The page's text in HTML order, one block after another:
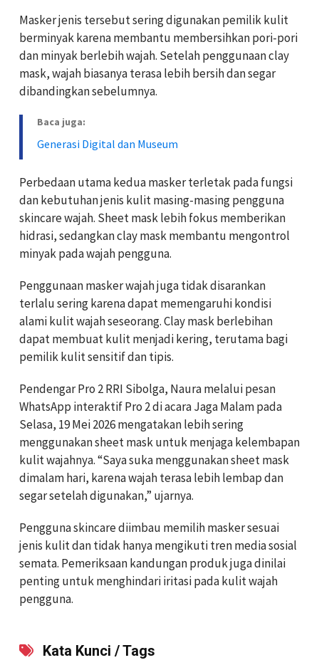
Masker jenis tersebut sering digunakan pemilik kulit
berminyak karena membantu membersihkan pori-pori
dan minyak berlebih wajah. Setelah penggunaan clay
mask, wajah biasanya terasa lebih bersih dan segar
dibandingkan sebelumnya.
Baca juga:
Generasi Digital dan Museum
Perbedaan utama kedua masker terletak pada fungsi
dan kebutuhan jenis kulit masing-masing pengguna
skincare wajah. Sheet mask lebih fokus memberikan
hidrasi, sedangkan clay mask membantu mengontrol
minyak pada wajah pengguna.
Penggunaan masker wajah juga tidak disarankan
terlalu sering karena dapat memengaruhi kondisi
alami kulit wajah seseorang. Clay mask berlebihan
dapat membuat kulit menjadi kering, terutama bagi
pemilik kulit sensitif dan tipis.
Pendengar Pro 2 RRI Sibolga, Naura melalui pesan
WhatsApp interaktif Pro 2 di acara Jaga Malam pada
Selasa, 19 Mei 2026 mengatakan lebih sering
menggunakan sheet mask untuk menjaga kelembapan
kulit wajahnya. “Saya suka menggunakan sheet mask
dimalam hari, karena wajah terasa lebih lembap dan
segar setelah digunakan,” ujarnya.
Pengguna skincare diimbau memilih masker sesuai
jenis kulit dan tidak hanya mengikuti tren media sosial
semata. Pemeriksaan kandungan produk juga dinilai
penting untuk menghindari iritasi pada kulit wajah
pengguna.
Kata Kunci / Tags